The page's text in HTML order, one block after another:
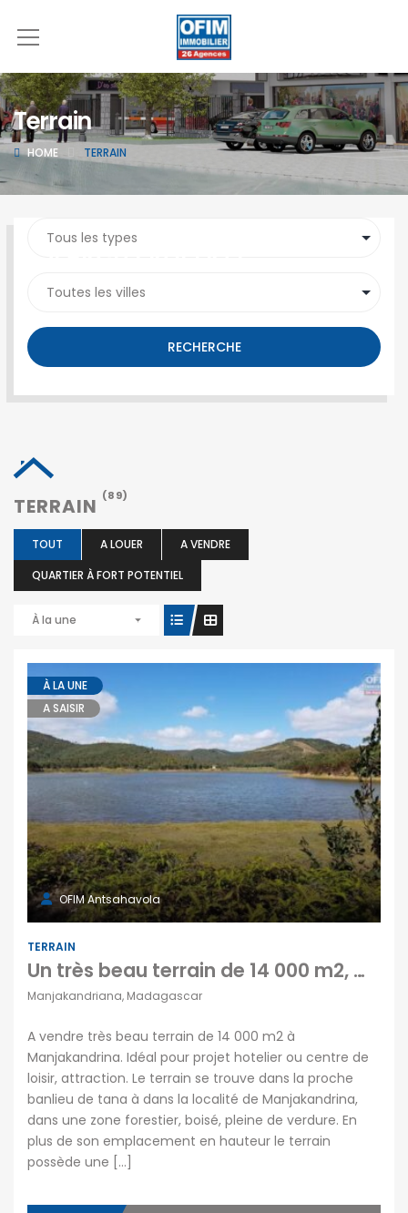
Terrain
HOME TERRAIN
SEARCH PROPERTY
RECHERCHE
TERRAIN (89)
TOUT A LOUER
A VENDRE
QUARTIER À FORT POTENTIEL
À la une
À LA UNE
A SAISIR
OFIM Antsahavola
TERRAIN
Un très beau terrain de 14 000 m2, Manjakandrina
Manjakandriana, Madagascar
A vendre très beau terrain de 14 000 m2 à
Manjakandrina. Idéal pour projet hotelier ou centre de
loisir, attraction. Le terrain se trouve dans la proche
banlieu de tana à dans la localité de Manjakandrina,
dans une zone forestier, boisé, pleine de verdure. En
plus de son emplacement en hauteur le terrain
possède une […]